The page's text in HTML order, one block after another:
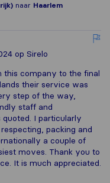
naar Haarlem
op Sirelo
company to the final
their service was
step of the way,
staff and
I particularly
packing and
a couple of
moves. Thank you to
It is much appreciated.